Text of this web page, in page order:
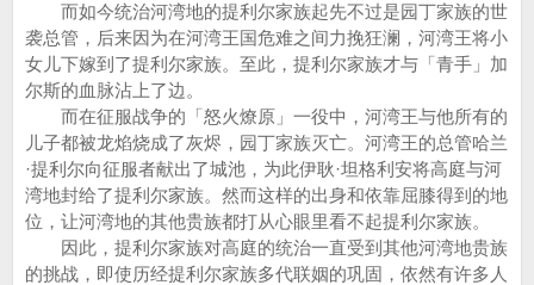
而如今统治河湾地的提利尔家族起先不过是园丁家族的世
袭总管，后来因为在河湾王国危难之间力挽狂澜，河湾王将小
女儿下嫁到了提利尔家族。至此，提利尔家族才与「青手」加
尔斯的血脉沾上了边。
而在征服战争的「怒火燎原」一役中，河湾王与他所有的
儿子都被龙焰烧成了灰烬，园丁家族灭亡。河湾王的总管哈兰
·提利尔向征服者献出了城池，为此伊耿·坦格利安将高庭与河
湾地封给了提利尔家族。然而这样的出身和依靠屈膝得到的地
位，让河湾地的其他贵族都打从心眼里看不起提利尔家族。
因此，提利尔家族对高庭的统治一直受到其他河湾地贵族
的挑战，即使历经提利尔家族多代联姻的巩固，依然有许多人